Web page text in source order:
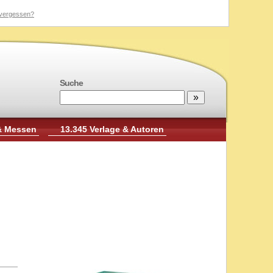
Suche
Messen 13.345 Verlage & Autoren